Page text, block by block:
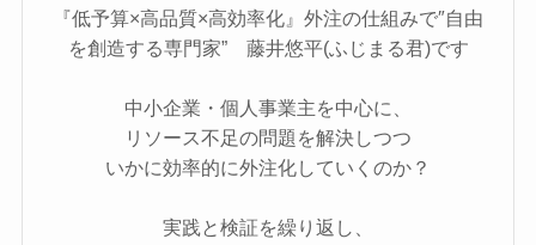
『低予算×高品質×高効率化』外注の仕組みで″自由
を創造する専門家” 藤井悠平(ふじまる君)です
中小企業・個人事業主を中心に、
リソース不足の問題を解決しつつ
いかに効率的に外注化していくのか？
実践と検証を繰り返し、